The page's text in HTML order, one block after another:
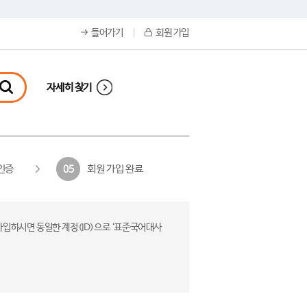
들어가기 회원 가입
자세히 찾기
증 05 회원 가입 완료
하시면 동일한 계정(ID)으로 ‘표준국어대사